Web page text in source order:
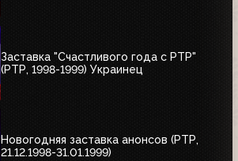
Заставка "Счастливого года с РТР"
(РТР, 1998-1999) Украинец
Новогодняя заставка анонсов (РТР,
21.12.1998-31.01.1999)